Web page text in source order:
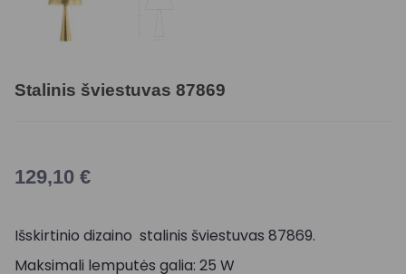
Stalinis šviestuvas 87869
129,10 €
Išskirtinio dizaino stalinis šviestuvas 87869.
Maksimali lemputės galia: 25 W